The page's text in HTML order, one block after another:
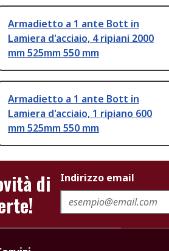
Armadietto a 1 ante Bott in
Lamiera d'acciaio, 4 ripiani 2000
mm 525mm 550 mm
Armadietto a 1 ante Bott in
Lamiera d'acciaio, 1 ripiano 600
mm 525mm 550 mm
di
Indirizzo email